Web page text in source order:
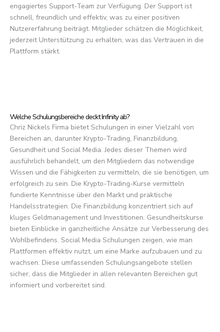
engagiertes Support-Team zur Verfügung. Der Support ist
schnell, freundlich und effektiv, was zu einer positiven
Nutzererfahrung beiträgt. Mitglieder schätzen die Möglichkeit,
jederzeit Unterstützung zu erhalten, was das Vertrauen in die
Plattform stärkt.
Welche Schulungsbereiche deckt Infinity ab?
Chriz Nickels Firma bietet Schulungen in einer Vielzahl von
Bereichen an, darunter Krypto-Trading, Finanzbildung,
Gesundheit und Social Media. Jedes dieser Themen wird
ausführlich behandelt, um den Mitgliedern das notwendige
Wissen und die Fähigkeiten zu vermitteln, die sie benötigen, um
erfolgreich zu sein. Die Krypto-Trading-Kurse vermitteln
fundierte Kenntnisse über den Markt und praktische
Handelsstrategien. Die Finanzbildung konzentriert sich auf
kluges Geldmanagement und Investitionen. Gesundheitskurse
bieten Einblicke in ganzheitliche Ansätze zur Verbesserung des
Wohlbefindens. Social Media Schulungen zeigen, wie man
Plattformen effektiv nutzt, um eine Marke aufzubauen und zu
wachsen. Diese umfassenden Schulungsangebote stellen
sicher, dass die Mitglieder in allen relevanten Bereichen gut
informiert und vorbereitet sind.